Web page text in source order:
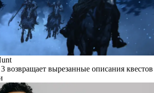
возвращает вырезанные описания квестов